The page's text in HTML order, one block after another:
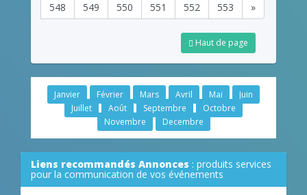
548
549 550 551 552 553 »
Haut de page
Janvier Février Mars Avril Mai
Juin
Juillet
Août Septembre
Octobre
Novembre
Decembre
Liens recommandés Annonces : produits services
pour la communication de vos événements